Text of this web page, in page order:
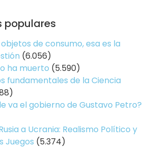
populares
de consumo, esa es la
(6.056)
ha muerto (5.590)
fundamentales de la Ciencia
va el gobierno de Gustavo Petro?
a Ucrania: Realismo Político y
Juegos (5.374)